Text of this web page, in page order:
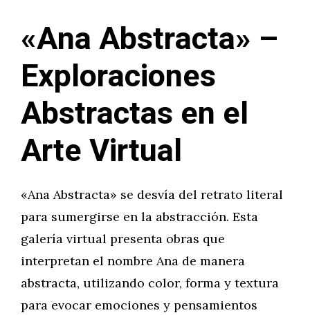
«Ana Abstracta» –
Exploraciones
Abstractas en el
Arte Virtual
«Ana Abstracta» se desvía del retrato literal
para sumergirse en la abstracción. Esta
galería virtual presenta obras que
interpretan el nombre Ana de manera
abstracta, utilizando color, forma y textura
para evocar emociones y pensamientos